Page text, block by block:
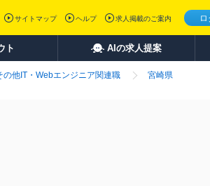
サイトマップ ヘルプ 求人掲載のご案内
ト AIの求人提案
の他IT・Webエンジニア関連職
宮崎県